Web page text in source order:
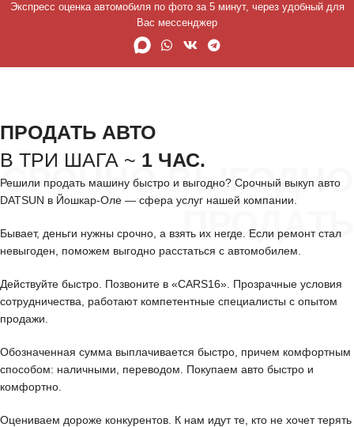
Экспресс оценка автомобиля по фото за 5 минут, через удобный для
Вас мессенджер
СРОЧНО ВЫГОДНО
ПРОДАТЬ
ПРОДАТЬ АВТО
В ТРИ ШАГА ~ 1 ЧАС.
Решили продать машину быстро и выгодно? Срочный выкуп авто
DATSUN в Йошкар-Оле — сфера услуг нашей компании.
Бывает, деньги нужны срочно, а взять их негде. Если ремонт стал
невыгоден, поможем выгодно расстаться с автомобилем.
Действуйте быстро. Позвоните в «CARS16». Прозрачные условия
сотрудничества, работают компетентные специалисты с опытом
продажи.
Обозначенная сумма выплачивается быстро, причем комфортным
способом: наличными, переводом. Покупаем авто быстро и
комфортно.
Оцениваем дороже конкурентов. К нам идут те, кто не хочет терять